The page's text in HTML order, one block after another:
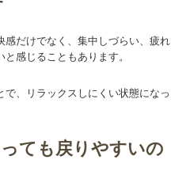
感だけでなく、集中しづらい、疲れ
感じることもあります。
、リラックスしにくい状態になっ
ても戻りやすいの